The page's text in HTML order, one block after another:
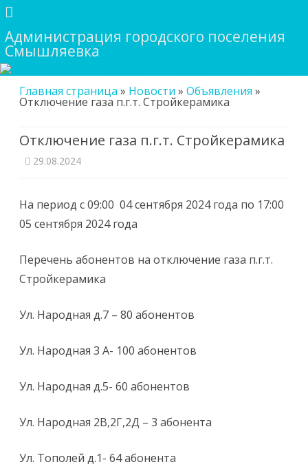
Администрация городского поселения
Смышляевка
to
content
Главная страница » Новости » Объявления »
Отключение газа п.г.т. Стройкерамика
Отключение газа п.г.т. Стройкерамика
29.08.2024
На период с 09:00 04 сентября 2024 года по 17:00
05 сентября 2024 года
Перечень абонентов на отключение газа п.г.т.
Стройкерамика
Ул. Народная д.7 – 80 абонентов
Ул. Народная 3 А- 100 абонентов
Ул. Народная д.5- 60 абонентов
Ул. Народная 2В,2Г,2Д – 3 абонента
Ул. Тополей д.1- 64 абонента